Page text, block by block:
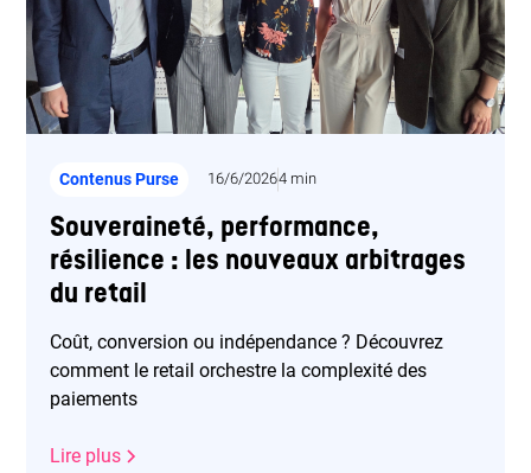
Contenus Purse 16/6/20264 min
Souveraineté, performance,
résilience : les nouveaux arbitrages
du retail
Coût, conversion ou indépendance ? Découvrez
comment le retail orchestre la complexité des
paiements
Lire plus